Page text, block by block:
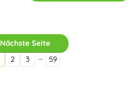
Nächste Seite
2 3 … 59